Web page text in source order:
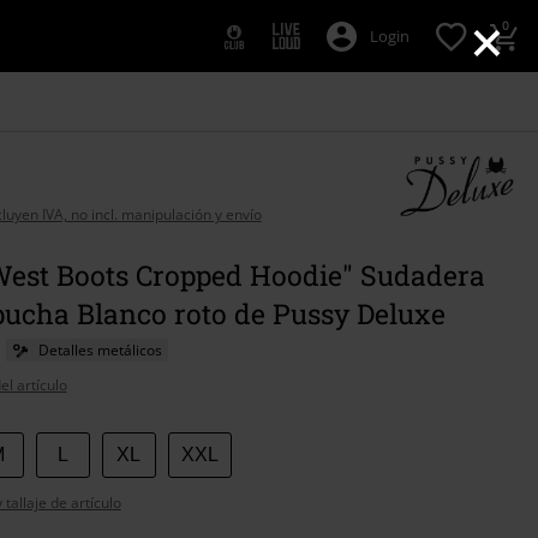
×
Login 0
IVA, no incl. manipulación y envío
Boots Cropped Hoodie" Sudadera
Blanco roto de Pussy Deluxe
Detalles metálicos
artículo
XL XXL
tallaje de artículo